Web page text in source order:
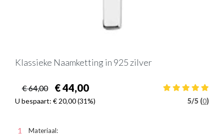
Klassieke Naamketting in 925 zilver
€ 64,00 € 44,00
U bespaart: € 20,00(31%) 5/5 (0)
Materiaal: